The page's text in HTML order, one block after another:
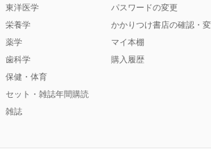
東洋医学
栄養学
薬学
歯科学
保健・体育
セット・雑誌年間購読
雑誌
パスワードの変更
かかりつけ書店の確認・
マイ本棚
購入履歴